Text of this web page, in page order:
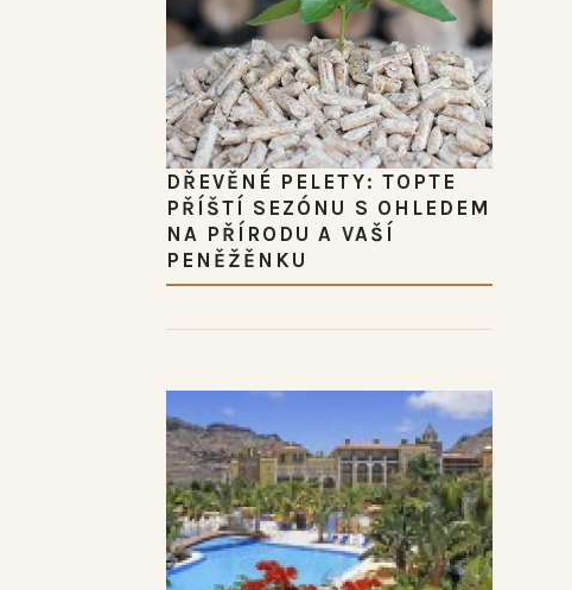
DŘEVĚNÉ PELETY: TOPTE
PŘÍŠTÍ SEZÓNU S OHLEDEM
NA PŘÍRODU A VAŠÍ
PENĚŽĚNKU